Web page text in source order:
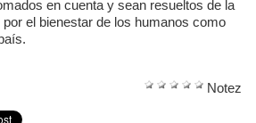
en cuenta y sean resueltos de la
el bienestar de los humanos como
Notez